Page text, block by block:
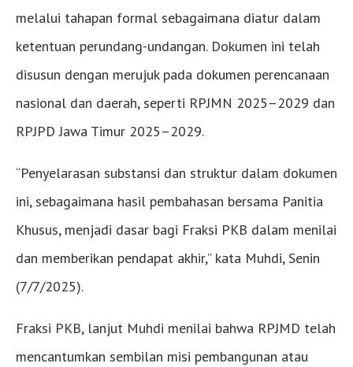
melalui tahapan formal sebagaimana diatur dalam
ketentuan perundang-undangan. Dokumen ini telah
disusun dengan merujuk pada dokumen perencanaan
nasional dan daerah, seperti RPJMN 2025–2029 dan
RPJPD Jawa Timur 2025–2029.
“Penyelarasan substansi dan struktur dalam dokumen
ini, sebagaimana hasil pembahasan bersama Panitia
Khusus, menjadi dasar bagi Fraksi PKB dalam menilai
dan memberikan pendapat akhir,” kata Muhdi, Senin
(7/7/2025).
Fraksi PKB, lanjut Muhdi menilai bahwa RPJMD telah
mencantumkan sembilan misi pembangunan atau